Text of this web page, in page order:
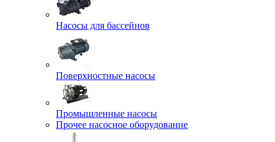
Насосы для бассейнов
Поверхностные насосы
Промышленные насосы
Прочее насосное оборудование